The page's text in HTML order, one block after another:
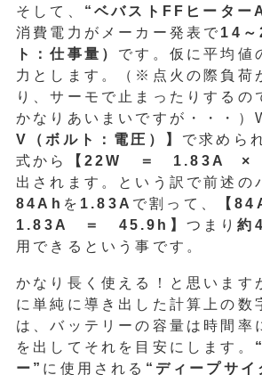
そして、 “ベバストFFヒータ
消費電力がメーカー発表で 14～
ト：仕事量） です。仮に平均値
力とします。（※点火の際負荷
り、サーモで止まったりするの
かなりあいまいですが・・・）
V（ボルト：電圧）】 で求めら
式から
【22W ＝ 1.83A ×
出されます。という訳で前述の
84Ah を 1.83A で割って、
【
1.83A ＝ 45.9h】 つまり約
用できるという事です。
かなり長く使える！と思います
に単純に導き出した計算上の数
は、バッテリーの容量は時間率
を出してそれを目安にします。
ー” に使用される “ディープサイ